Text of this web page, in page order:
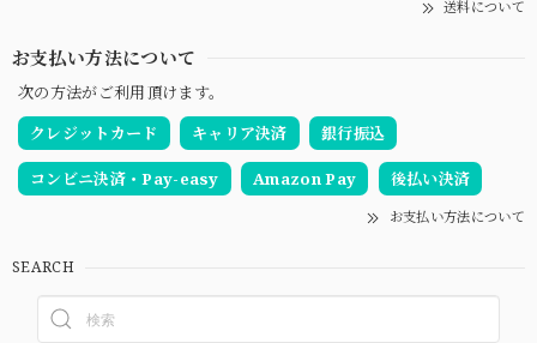
送料について
お支払い方法について
次の方法がご利用頂けます。
クレジットカード
キャリア決済 銀行振込
コンビニ決済・Pay-easy Amazon Pay 後払い決済
お支払い方法について
SEARCH